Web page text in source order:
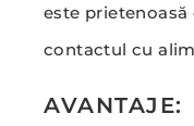
este
contactul cu
AVANTAJE: